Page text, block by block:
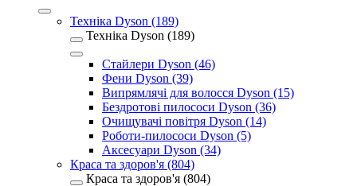
Техніка Dyson (189)
Техніка Dyson (189)
Стайлери Dyson (46)
Фени Dyson (39)
Випрямлячі для волосся Dyson (15)
Бездротові пилососи Dyson (36)
Очищувачі повітря Dyson (14)
Роботи-пилососи Dyson (5)
Аксесуари Dyson (34)
Краса та здоров'я (804)
Краса та здоров'я (804)